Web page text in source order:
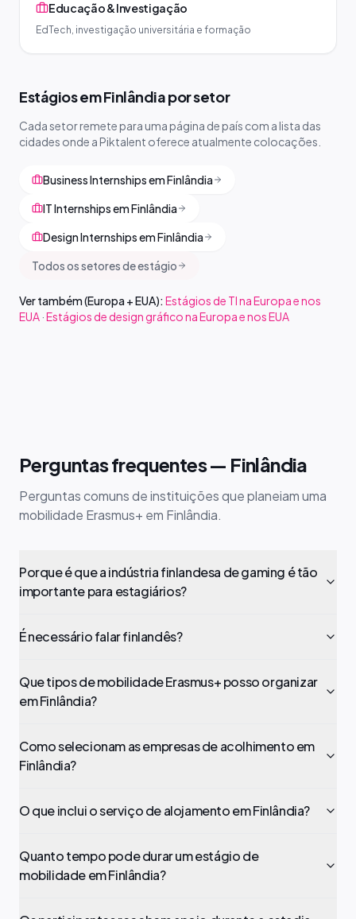
Educação & Investigação
EdTech, investigação universitária e formação
Estágios em Finlândia por setor
Cada setor remete para uma página de país com a lista das
cidades onde a Piktalent oferece atualmente colocações.
Business Internships em Finlândia
IT Internships em Finlândia
Design Internships em Finlândia
Todos os setores de estágio
Ver também (Europa + EUA): Estágios de TI na Europa e nos
EUA ·Estágios de design gráfico na Europa e nos EUA
Perguntas frequentes — Finlândia
Perguntas comuns de instituições que planeiam uma
mobilidade Erasmus+ em Finlândia.
Porque é que a indústria finlandesa de gaming é tão
importante para estagiários?
É necessário falar finlandês?
Que tipos de mobilidade Erasmus+ posso organizar
em Finlândia?
Como selecionam as empresas de acolhimento em
Finlândia?
O que inclui o serviço de alojamento em Finlândia?
Quanto tempo pode durar um estágio de
mobilidade em Finlândia?